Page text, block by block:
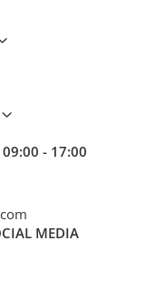
09:00 - 17:00
MEDIA